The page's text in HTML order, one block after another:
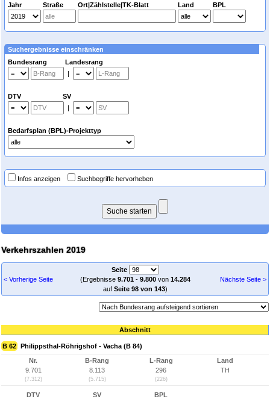
Jahr
Straße Ort|Zählstelle|TK-Blatt Land BPL
Suchergebnisse einschränken
Bundesrang Landesrang
|
DTV SV
|
Bedarfsplan (BPL)-Projekttyp
Infos anzeigen Suchbegriffe hervorheben
Verkehrszahlen 2019
< Vorherige Seite
Seite
(Ergebnisse 9.701- 9.800von 14.284
auf Seite 98 von 143)
Nächste Seite >
Abschnitt
B 62 Philippsthal-Röhrigshof - Vacha (B 84)
Nr.
9.701
(7.312)
B-Rang
8.113
(5.715)
L-Rang
296
(226)
Land
TH
DTV
SV
BPL